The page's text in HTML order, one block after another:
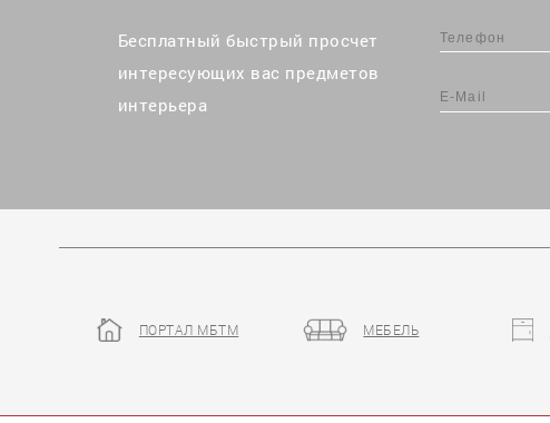
Бесплатный быстрый просчет
интересующих вас предметов
интерьера
ПОРТАЛ МБТМ МЕБЕЛЬ